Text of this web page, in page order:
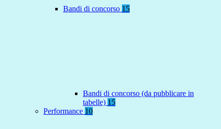
Bandi di concorso 15
Bandi di concorso (da pubblicare in
tabelle) 15
Performance 10